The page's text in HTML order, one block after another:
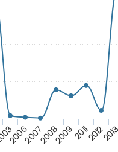
200620072008200920112012